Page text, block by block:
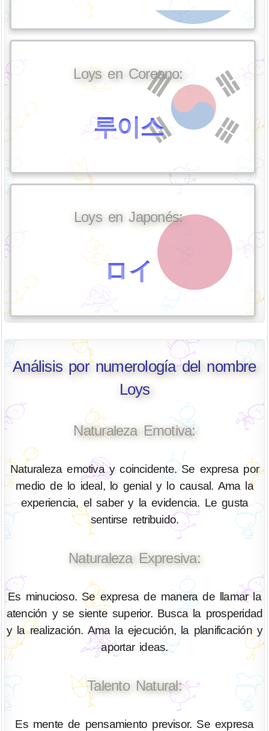
Loys en Coreano:
루이스
Loys en Japonés:
ロイ
Análisis por numerología del nombre
Loys
Naturaleza Emotiva:
Naturaleza emotiva y coincidente. Se expresa por
medio de lo ideal, lo genial y lo causal. Ama la
experiencia, el saber y la evidencia. Le gusta
sentirse retribuido.
Naturaleza Expresiva:
Es minucioso. Se expresa de manera de llamar la
atención y se siente superior. Busca la prosperidad
y la realización. Ama la ejecución, la planificación y
aportar ideas.
Talento Natural:
Es mente de pensamiento previsor. Se expresa